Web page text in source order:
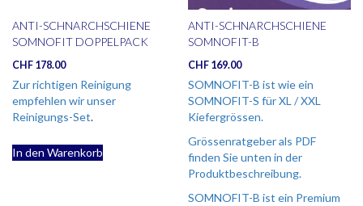
ANTI-SCHNARCHSCHIENE
SOMNOFIT DOPPELPACK
CHF 178.00
Zur richtigen Reinigung
empfehlen wir unser
Reinigungs-Set.
In den Warenkorb
ANTI-SCHNARCHSCHIENE
SOMNOFIT-B
CHF 169.00
SOMNOFIT-B ist wie ein
SOMNOFIT-S für XL / XXL
Kiefergrössen.
Grössenratgeber als PDF
finden Sie unten in der
Produktbeschreibung.
SOMNOFIT-B ist ein Premium